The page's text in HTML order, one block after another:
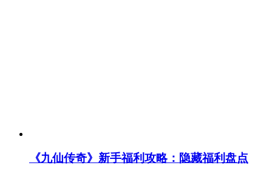
《九仙传奇》新手福利攻略：隐藏福利盘点